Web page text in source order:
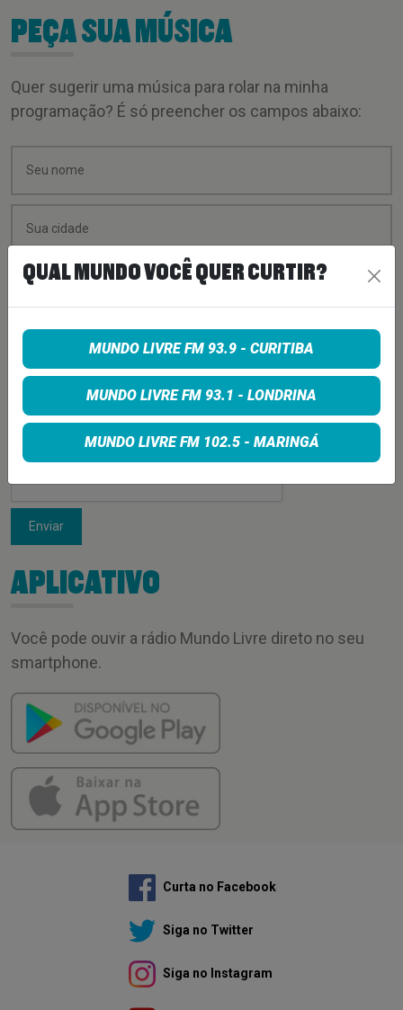
PEÇA SUA MÚSICA
Quer sugerir uma música para rolar na minha
programação? É só preencher os campos abaixo:
Enviar
APLICATIVO
Você pode ouvir a rádio Mundo Livre direto no seu
smartphone.
Curta no Facebook
Siga no Twitter
Siga no Instagram
QUAL MUNDO VOCÊ QUER CURTIR?
MUNDO LIVRE FM 93.9 - CURITIBA
MUNDO LIVRE FM 93.1 - LONDRINA
MUNDO LIVRE FM 102.5 - MARINGÁ